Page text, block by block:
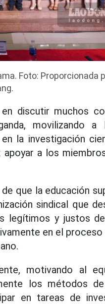
Foto: Proporcionada
discutir muchos
movilizando a
la investigación
a los
que la educación
sindical que
legítimos y justos
en el
motivando al
los métodos
en tareas de